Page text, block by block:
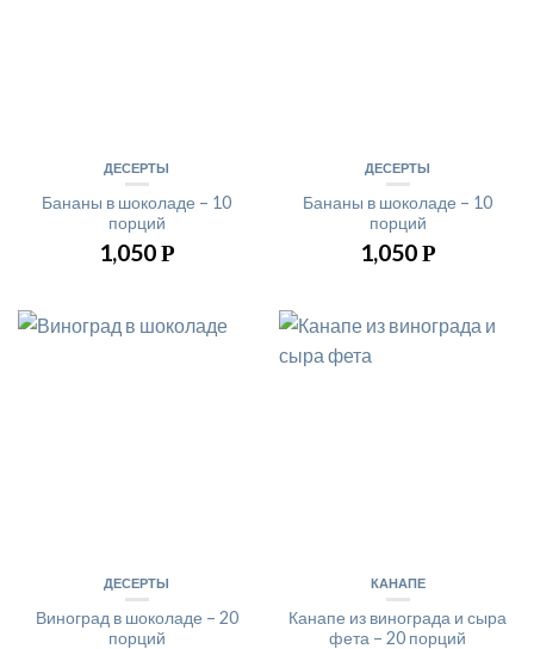
ДЕСЕРТЫ
Бананы в шоколаде – 10
порций
1,050Р
ДЕСЕРТЫ
Бананы в шоколаде – 10
порций
1,050Р
ДЕСЕРТЫ
Виноград в шоколаде – 20
порций
КАНАПЕ
Канапе из винограда и сыра
фета – 20 порций